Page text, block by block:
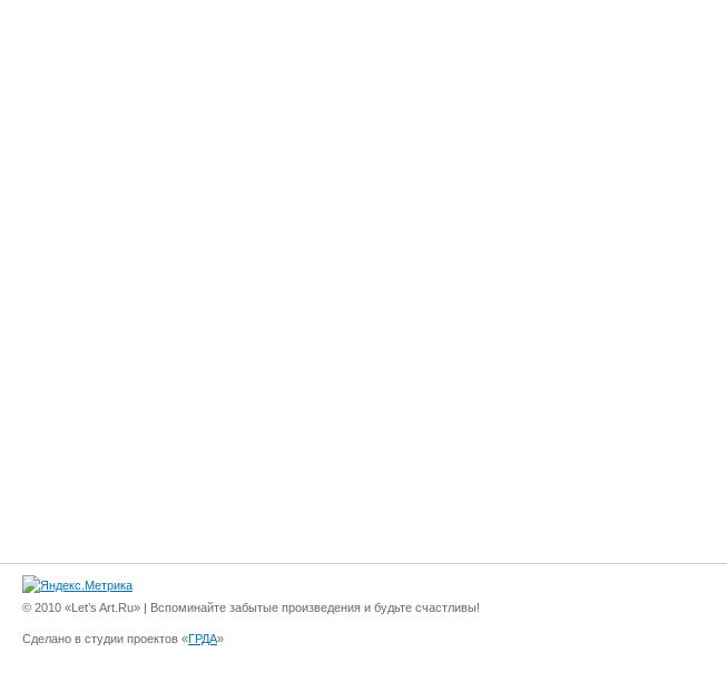
© 2010 «Let’s Art.Ru» | Вспоминайте забытые произведения и будьте счастливы!
Сделано в студии проектов «ГРДА»